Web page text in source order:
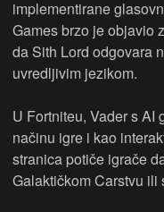
implementirane
Games brzo je objavio
da Sith Lord odgovara
uvredljivim jezikom.
U Fortniteu, Vader s AI
načinu igre i kao
stranica potiče igrače
Galaktičkom Carstvu ili